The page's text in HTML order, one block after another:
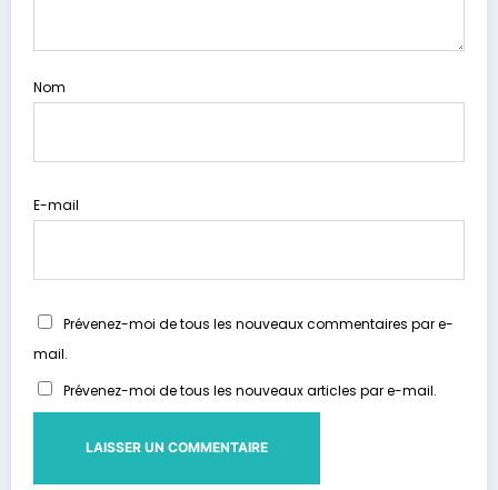
Nom
E-mail
Prévenez-moi de tous les nouveaux commentaires par e-
mail.
Prévenez-moi de tous les nouveaux articles par e-mail.